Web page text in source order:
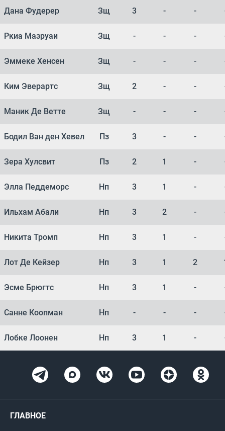
Дана Фудерер Зщ 3 - -
Ркиа Мазруаи Зщ - - -
Эммеке Хенсен Зщ - - -
Ким Эверартс Зщ 2 - -
Маник Де Ветте Зщ - - -
Бодил Ван ден Хевел Пз 3 - -
Зера Хулсвит Пз 2 1 -
Элла Педдеморс Нп 3 1 -
Ильхам Абали Нп 3 2 -
Никита Тромп Нп 3 1 -
Лот Де Кейзер Нп 3 1 2
Эсме Брюгтс Нп 3 1 -
Санне Коопман Нп - - -
Лобке Лоонен Нп 3 1 -
ГЛАВНОЕ